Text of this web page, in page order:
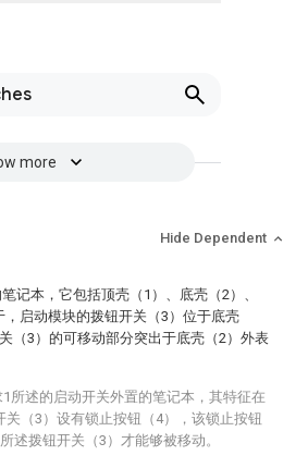
more
Hide Dependent
记本，它包括顶壳（1）、底壳（2）、
，启动模块的拨钮开关（3）位于底壳
（3）的可移动部分突出于底壳（2）外表
所述的启动开关外置的笔记本，其特征在
关（3）设有锁止按钮（4），该锁止按钮
述拨钮开关（3）才能够被移动。